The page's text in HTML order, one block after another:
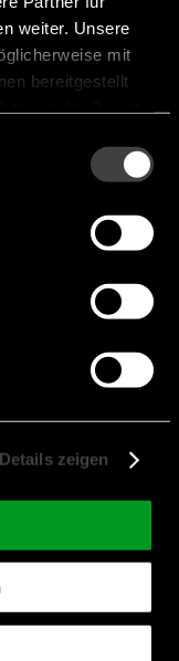
weiter. Unsere
mit
bereitgestellt
Details zeigen